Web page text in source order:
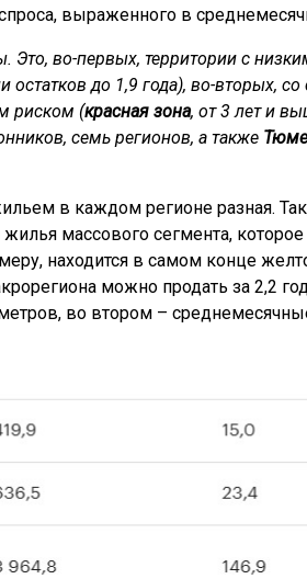
выраженного в
Это, во-первых, территории с
остатков до 1,9 года), во-вторых,
риском (красная зона, от 3 лет и
семь регионов, а также
в каждом регионе разная.
массового сегмента,
находится в самом конце
можно продать за 2,2
во втором –